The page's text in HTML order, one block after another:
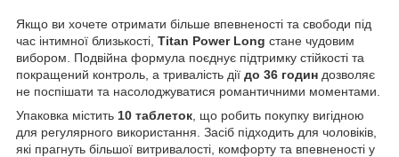
Якщо ви хочете отримати більше впевненості та свободи під
час інтимної близькості, Titan Power Long стане чудовим
вибором. Подвійна формула поєднує підтримку стійкості та
покращений контроль, а тривалість дії до 36 годин дозволяє
не поспішати та насолоджуватися романтичними моментами.
Упаковка містить 10 таблеток , що робить покупку вигідною
для регулярного використання. Засіб підходить для чоловіків,
які прагнуть більшої витривалості, комфорту та впевненості у